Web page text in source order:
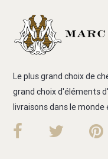
Le plus grand choix de
grand choix d'éléments
livraisons dans le monde